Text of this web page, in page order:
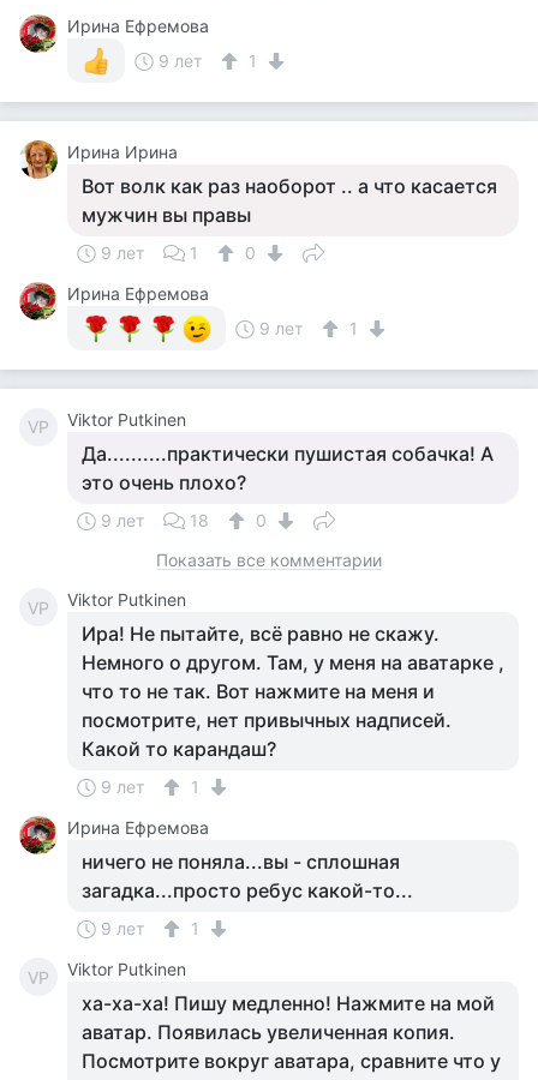
Ирина Ефремова
9 лет
1
Ирина Ирина
Вот волк как раз наоборот .. а что касается
мужчин вы правы
9 лет 1
0
Ирина Ефремова
9 лет
1
VP Viktor Putkinen
Да..........практически пушистая собачка! А
это очень плохо?
9 лет 18
0
Показать все комментарии
VP Viktor Putkinen
Ира! Не пытайте, всё равно не скажу.
Немного о другом. Там, у меня на аватарке ,
что то не так. Вот нажмите на меня и
посмотрите, нет привычных надписей.
Какой то карандаш?
9 лет
1
Ирина Ефремова
ничего не поняла...вы - сплошная
загадка...просто ребус какой-то...
9 лет 1
VP Viktor Putkinen
ха-ха-ха! Пишу медленно! Нажмите на мой
аватар. Появилась увеличенная копия.
Посмотрите вокруг аватара, сравните что у